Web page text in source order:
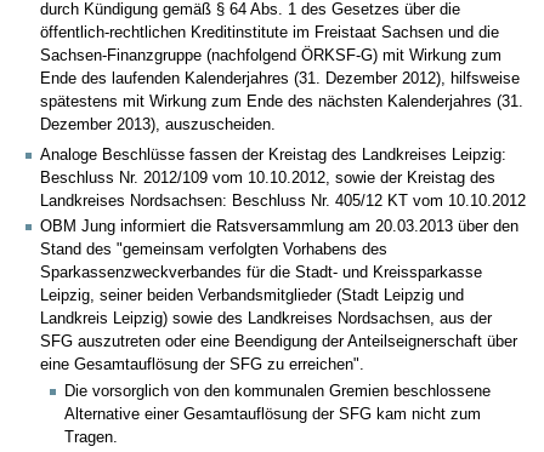
durch Kündigung gemäß § 64 Abs. 1 des Gesetzes über die
öffentlich-rechtlichen Kreditinstitute im Freistaat Sachsen und die
Sachsen-Finanzgruppe (nachfolgend ÖRKSF-G) mit Wirkung zum
Ende des laufenden Kalenderjahres (31. Dezember 2012), hilfsweise
spätestens mit Wirkung zum Ende des nächsten Kalenderjahres (31.
Dezember 2013), auszuscheiden.
Analoge Beschlüsse fassen der Kreistag des Landkreises Leipzig:
Beschluss Nr. 2012/109 vom 10.10.2012, sowie der Kreistag des
Landkreises Nordsachsen: Beschluss Nr. 405/12 KT vom 10.10.2012
OBM Jung informiert die Ratsversammlung am 20.03.2013 über den
Stand des "gemeinsam verfolgten Vorhabens des
Sparkassenzweckverbandes für die Stadt- und Kreissparkasse
Leipzig, seiner beiden Verbandsmitglieder (Stadt Leipzig und
Landkreis Leipzig) sowie des Landkreises Nordsachsen, aus der
SFG auszutreten oder eine Beendigung der Anteilseignerschaft über
eine Gesamtauflösung der SFG zu erreichen".
Die vorsorglich von den kommunalen Gremien beschlossene
Alternative einer Gesamtauflösung der SFG kam nicht zum
Tragen.